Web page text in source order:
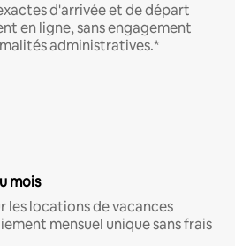
d'arrivée et de départ
en ligne, sans engagement
administratives.*
mois
les locations de vacances
mensuel unique sans frais